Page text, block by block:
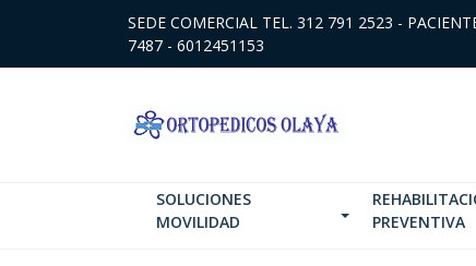
SEDE COMERCIAL TEL. 312 791 2523 -
7487 - 6012451153
SOLUCIONES
MOVILIDAD
PREVENTIVA